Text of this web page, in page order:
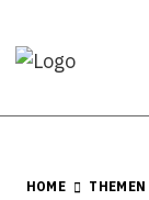
HOME THEMEN